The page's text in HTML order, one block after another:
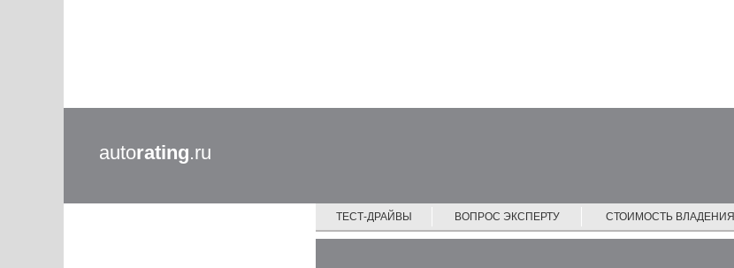
autorating.ru
ТЕСТ-ДРАЙВЫ ВОПРОС ЭКСПЕРТУ СТОИМОСТЬ ВЛАДЕНИЯ